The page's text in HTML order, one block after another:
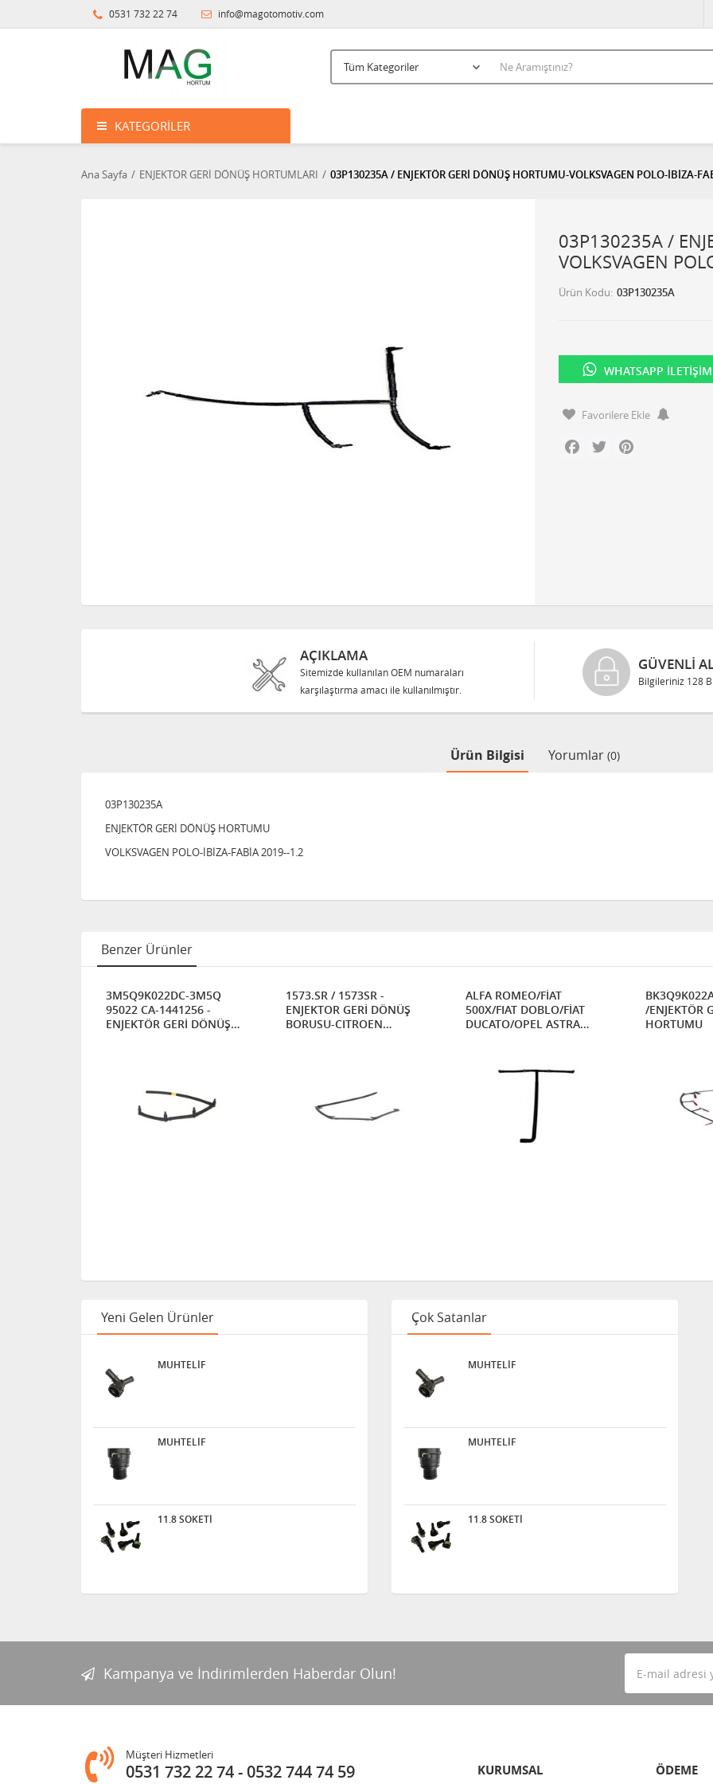
0531 732 22 74 info@magotomotiv.com
KATEGORILER
Ana Sayfa ENJEKTOR GERİ DÖNÜŞ HORTUMLARI 03P130235A / ENJEKTÖR GERİ DÖNÜŞ HORTUMU-VOLKSVAGEN POLO-İBİZA-
03P130235A /
VOLKSVAGEN
Ürün Kodu 03P130235A
WHATSAPP İLETIŞIM
Favorilere Ekle
Facebook
Twitter
AÇIKLAMA
Sitemizde kullanılan OEM numaraları
karşılaştırma amacı ile kullanılmıştır.
GÜVENLI
Bilgileriniz 128
Ürün Bilgisi Yorumlar (0)
03P130235A
ENJEKTÖR GERİ DÖNÜŞ HORTUMU
VOLKSVAGEN POLO-İBİZA-FABİA 2019--1.2
Benzer Ürünler
3M5Q9K022DC-3M5Q
95022 CA-1441256 -
ENJEKTÖR GERİ DÖNÜŞ
1573.SR / 1573SR -
ENJEKTOR GERİ DÖNÜŞ
BORUSU-CITROEN
EXPERT / PARTNER I 2.0
ALFA ROMEO/FİAT
500X/FIAT DOBLO/FİAT
DUCATO/OPEL ASTRA
BK3Q9K022AG
/ENJEKTÖR
HORTUMU
Yeni Gelen Ürünler
MUHTELİF
MUHTELİF
11.8 SOKETİ
Çok Satanlar
MUHTELİF
MUHTELİF
11.8 SOKETİ
Kampanya ve İndirimlerden Haberdar Olun!
Müşteri Hizmetleri
0531 732 22 74 0532 744 74 59 KURUMSAL ÖDEME